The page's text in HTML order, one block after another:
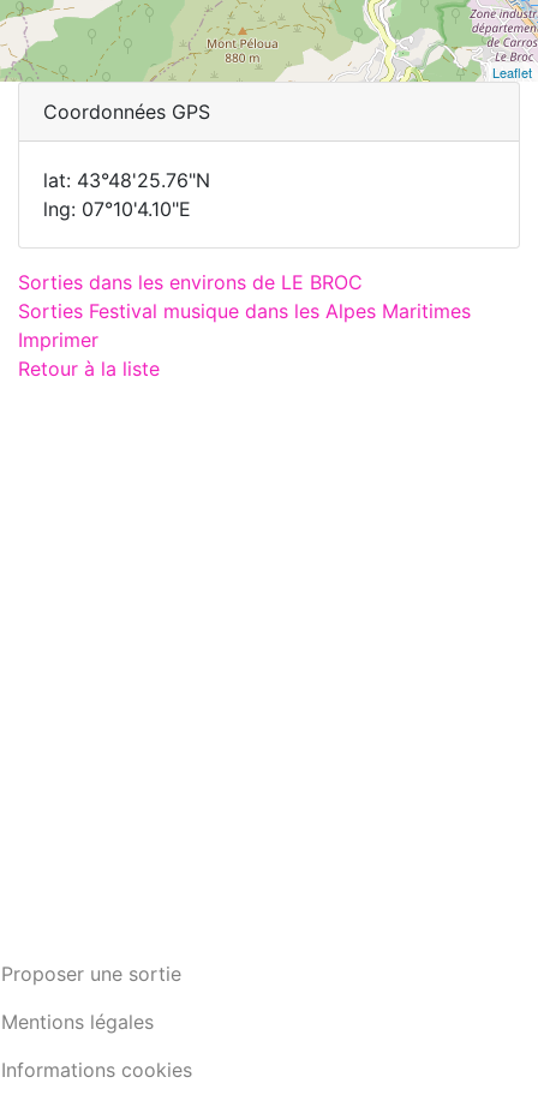
Leaflet
Coordonnées GPS
lat: 43°48'25.76"N
lng: 07°10'4.10"E
Sorties dans les environs de LE BROC
Sorties Festival musique dans les Alpes Maritimes
Imprimer
Retour à la liste
Proposer une sortie
Mentions légales
Informations cookies